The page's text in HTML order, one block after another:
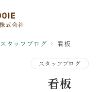
スタッフブログ 看板
スタッフブログ
看板